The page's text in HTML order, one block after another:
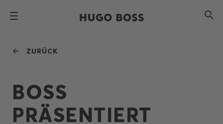
ZURÜCK
BOSS
PRÄSENTIERT